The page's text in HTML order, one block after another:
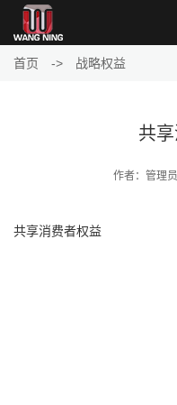
首页 -> 战略权益
共
作者：管理员
共享消费者权益